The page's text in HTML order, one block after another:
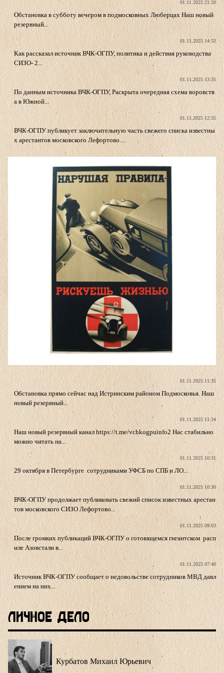
01.11.2025 21:20
Обстановка в субботу вечером в подмосковных Люберцах Наш новый
резервный...
01.11.2025 14:32
Как рассказал источник ВЧК-ОГПУ, политика и действия руководства
СИЗО- 2...
01.11.2025 13:35
По данным источника ВЧК-ОГПУ, Раскрыта очередная схема воровств
а в Южной...
01.11.2025 12:35
ВЧК-ОГПУ публикует заключительную часть свежего списка известны
х арестантов московского Лефортово....
01.11.2025 11:35
Обстановка прямо сейчас над Истринским районом Подмосковья. Наш
новый резервный...
01.11.2025 11:34
Наш новый резервный канал https://t.me/vchkogpuinfo2 Нас стабильно
можно читать на...
01.11.2025 10:31
29 октября в Петербурге сотрудниками УФСБ по СПБ и ЛО...
01.11.2025 10:30
ВЧК-ОГПУ продолжает публиковать свежий список известных арестан
тов московского СИЗО Лефортово...
01.11.2025 09:03
После громких публикаций ВЧК-ОГПУ о готовящемся гигантском расп
иле Азовстали в...
01.11.2025 07:40
Источник ВЧК-ОГПУ сообщает о недовольстве сотрудников МВД давл
ением на них...
Личное Дело
Курбатов Михаил Юрьевич